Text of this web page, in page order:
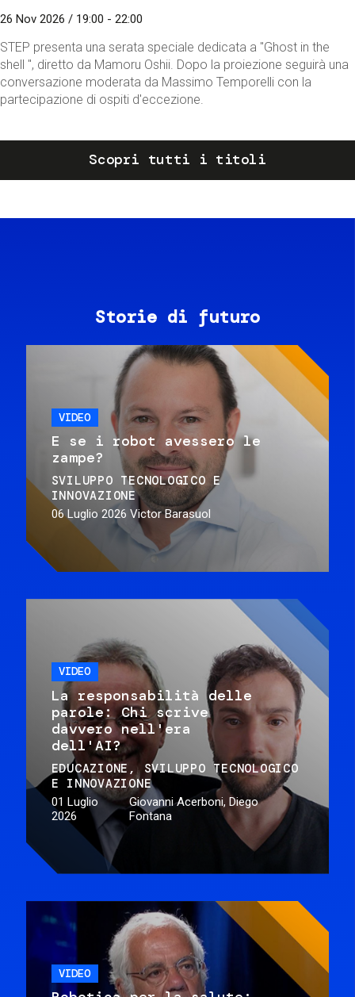
26 Nov 2026 / 19:00 - 22:00
STEP presenta una serata speciale dedicata a "Ghost in the
shell ", diretto da Mamoru Oshii. Dopo la proiezione seguirà una
conversazione moderata da Massimo Temporelli con la
partecipazione di ospiti d'eccezione.
Scopri tutti i titoli
Storie di futuro
VIDEO
E se i robot avessero le
zampe?
SVILUPPO TECNOLOGICO E
INNOVAZIONE
06 Luglio 2026 Victor Barasuol
VIDEO
La responsabilità delle
parole: Chi scrive
davvero nell'era
dell'AI?
EDUCAZIONE
SVILUPPO TECNOLOGICO
E INNOVAZIONE
01 Luglio
2026
Giovanni Acerboni, Diego
Fontana
VIDEO